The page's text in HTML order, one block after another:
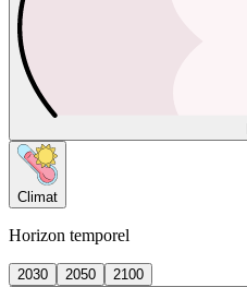
Climat
Horizon temporel
2030 2050
2100